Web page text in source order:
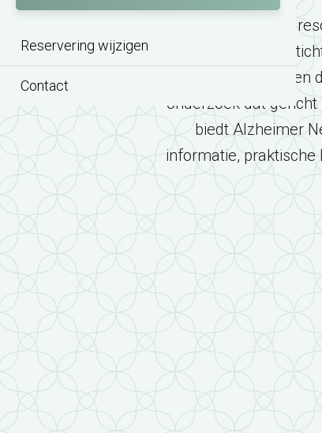
Reservering wijzigen
Contact
Alle BeWellness
Nederland*. Deze
leven voor
onderzoek dat
biedt Alzheimer
informatie, praktische